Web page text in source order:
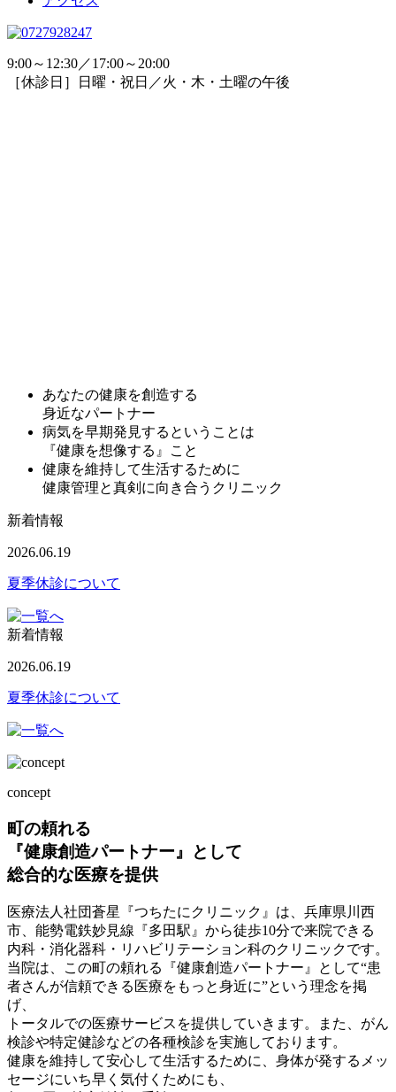
9:00～12:30／17:00～20:00
［休診日］日曜・祝日／火・木・土曜の午後
あなたの健康を創造する
身近なパートナー
病気を早期発見するということは
『健康を想像する』こと
健康を維持して生活するために
健康管理と真剣に向き合うクリニック
新着情報
2026.06.19
夏季休診について
新着情報
2026.06.19
夏季休診について
concept
町の頼れる
『健康創造パートナー』
として
総合的な医療を提供
医療法人社団蒼星『つちたにクリニック』は、兵庫県川西
市、能勢電鉄妙見線『多田駅』から徒歩10分で来院できる
内科・消化器科・リハビリテーション科のクリニックです。
当院は、この町の頼れる『健康創造パートナー』として“患
者さんが信頼できる医療をもっと身近に”という理念を掲
げ、
トータルでの医療サービスを提供していきます。また、がん
検診や特定健診などの各種検診を実施しております。
健康を維持して安心して生活するために、身体が発するメッ
セージにいち早く気付くためにも、